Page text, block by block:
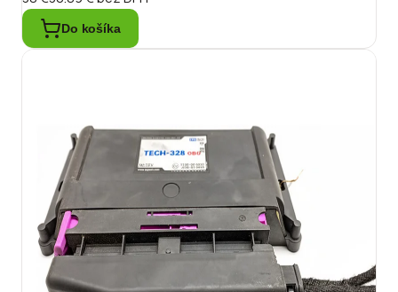
Do košíka